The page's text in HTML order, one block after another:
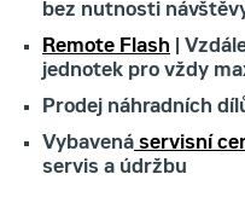
bez nutnosti
Remote Flash |
jednotek pro vždy
Prodej náhradních
Vybavená servisní
servis a údržbu